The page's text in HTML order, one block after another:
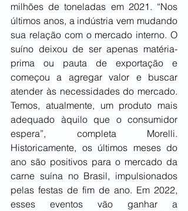
milhões de toneladas em 2021. “Nos
últimos anos, a indústria vem mudando
sua relação com o mercado interno. O
suíno deixou de ser apenas matéria-
prima ou pauta de exportação e
começou a agregar valor e buscar
atender às necessidades do mercado.
Temos, atualmente, um produto mais
adequado àquilo que o consumidor
espera”, completa Morelli.
Historicamente, os últimos meses do
ano são positivos para o mercado da
carne suína no Brasil, impulsionados
pelas festas de fim de ano. Em 2022,
esses eventos vão ganhar a